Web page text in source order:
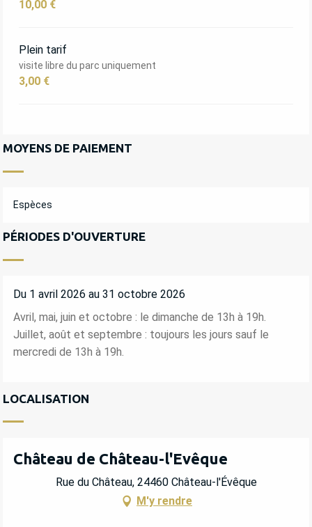
10,00 €
Plein tarif
visite libre du parc uniquement
3,00 €
MOYENS DE PAIEMENT
Espèces
PÉRIODES D'OUVERTURE
Du 1 avril 2026 au 31 octobre 2026
Avril, mai, juin et octobre : le dimanche de 13h à 19h.
Juillet, août et septembre : toujours les jours sauf le
mercredi de 13h à 19h.
LOCALISATION
Château de Château-l'Evêque
Rue du Château, 24460 Château-l'Évêque
M'y rendre